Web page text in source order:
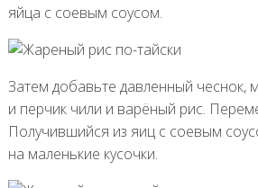
яйца с соевым соусом.
Затем добавьте давленный чеснок,
и перчик чили и варёный рис.
Получившийся из яиц с соевым
на маленькие кусочки.